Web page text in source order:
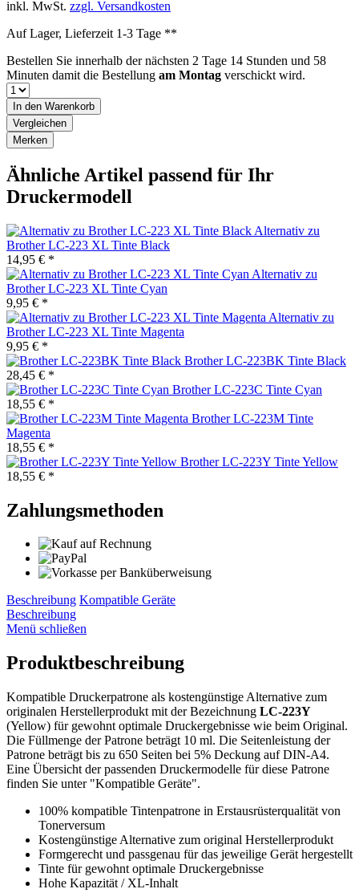
inkl. MwSt. zzgl. Versandkosten
Auf Lager, Lieferzeit 1-3 Tage **
Bestellen Sie innerhalb der nächsten 2 Tage 14 Stunden und 58
Minuten damit die Bestellung am Montag verschickt wird.
In den Warenkorb
Vergleichen
Merken
Ähnliche Artikel passend für Ihr
Druckermodell
Alternativ zu
Brother LC-223 XL Tinte Black
14,95 € *
Alternativ zu
Brother LC-223 XL Tinte Cyan
9,95 € *
Alternativ zu
Brother LC-223 XL Tinte Magenta
9,95 € *
Brother LC-223BK Tinte Black
28,45 € *
Brother LC-223C Tinte Cyan
18,55 € *
Brother LC-223M Tinte
Magenta
18,55 € *
Brother LC-223Y Tinte Yellow
18,55 € *
Zahlungsmethoden
Beschreibung Kompatible Geräte
Beschreibung
Menü schließen
Produktbeschreibung
Kompatible Druckerpatrone als kostengünstige Alternative zum
originalen Herstellerprodukt mit der Bezeichnung LC-223Y
(Yellow) für gewohnt optimale Druckergebnisse wie beim Original.
Die Füllmenge der Patrone beträgt 10 ml. Die Seitenleistung der
Patrone beträgt bis zu 650 Seiten bei 5% Deckung auf DIN-A4.
Eine Übersicht der passenden Druckermodelle für diese Patrone
finden Sie unter "Kompatible Geräte".
100% kompatible Tintenpatrone in Erstausrüsterqualität von
Tonerversum
Kostengünstige Alternative zum original Herstellerprodukt
Formgerecht und passgenau für das jeweilige Gerät hergestellt
Tinte für gewohnt optimale Druckergebnisse
Hohe Kapazität / XL-Inhalt